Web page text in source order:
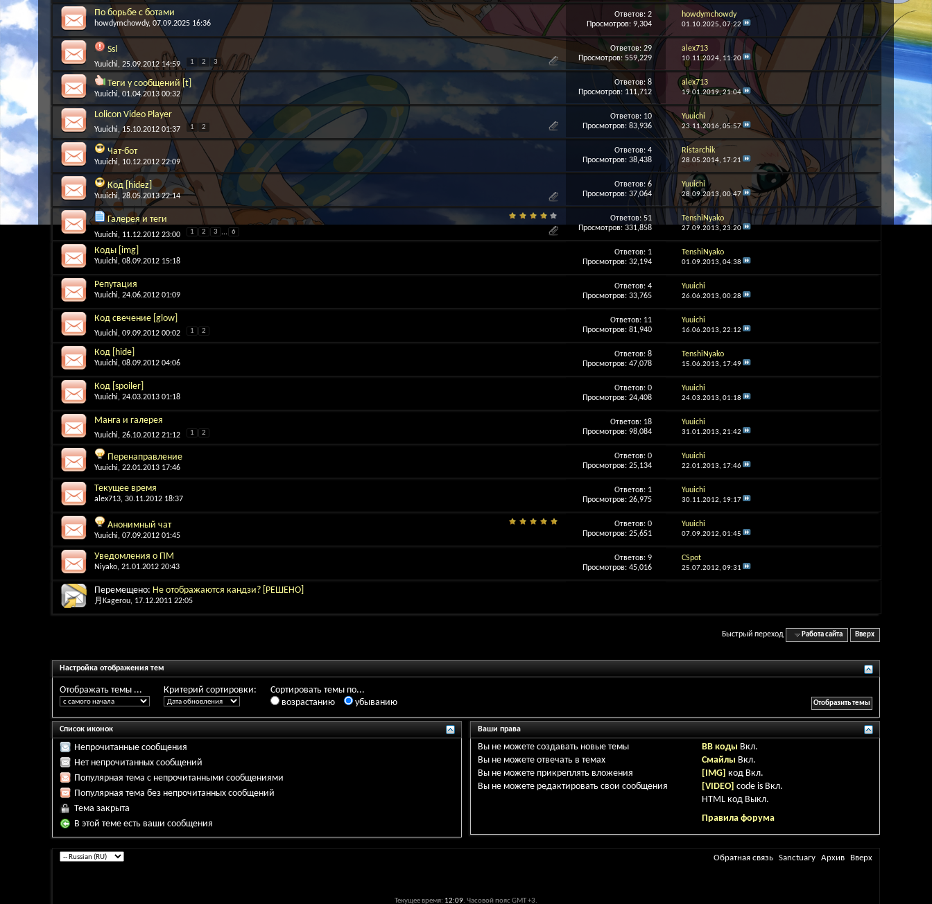
По борьбе с ботами
howdymchowdy, 07.09.2025 16:36
Ответов: 2
Просмотров: 9,304
howdymchowdy
01.10.2025,07:22
Ssl
Yuuichi, 25.09.2012 14:59 1 2 3
Ответов: 29
Просмотров: 559,229
alex713
10.11.2024, 11:20
Теги у сообщений [t]
Yuuichi, 01.04.2013 00:32
Ответов: 8
Просмотров: 111,712
alex713
19.01.2019,21:04
Lolicon Video Player
Yuuichi, 15.10.2012 01:37 1 2
Ответов: 10
Просмотров: 83,936
Yuuichi
23.11.2016,05:57
Чат-бот
Yuuichi, 10.12.2012 22:09
Ответов: 4
Просмотров: 38,438
Ristarchik
28.05.2014, 17:21
Код [hidez]
Yuuichi, 28.05.2013 22:14
Ответов: 6
Просмотров: 37,064
Yuuichi
28.09.2013,00:47
Галерея и теги
Yuuichi, 11.12.2012 23:00 1 2 3 ... 6
Ответов: 51
Просмотров: 331,858
TenshiNyako
27.09.2013,23:20
Коды [img]
Yuuichi, 08.09.2012 15:18
Ответов: 1
Просмотров: 32,194
TenshiNyako
01.09.2013,04:38
Репутация
Yuuichi, 24.06.2012 01:09
Ответов: 4
Просмотров: 33,765
Yuuichi
26.06.2013,00:28
Код свечение [glow]
Yuuichi, 09.09.2012 00:02 1 2
Ответов: 11
Просмотров: 81,940
Yuuichi
16.06.2013,22:12
Код [hide]
Yuuichi, 08.09.2012 04:06
Ответов: 8
Просмотров: 47,078
TenshiNyako
15.06.2013, 17:49
Код [spoiler]
Yuuichi, 24.03.2013 01:18
Ответов: 0
Просмотров: 24,408
Yuuichi
24.03.2013,01:18
Манга и галерея
Yuuichi, 26.10.2012 21:12 1 2
Ответов: 18
Просмотров: 98,084
Yuuichi
31.01.2013,21:42
Перенаправление
Yuuichi, 22.01.2013 17:46
Ответов: 0
Просмотров: 25,134
Yuuichi
22.01.2013, 17:46
Текущее время
alex713, 30.11.2012 18:37
Ответов: 1
Просмотров: 26,975
Yuuichi
30.11.2012, 19:17
Анонимный чат
Yuuichi, 07.09.2012 01:45
Ответов: 0
Просмотров: 25,651
Yuuichi
07.09.2012,01:45
Уведомления о ПМ
Niyako, 21.01.2012 20:43
Ответов: 9
Просмотров: 45,016
CSpot
25.07.2012,09:31
Перемещено: Не отображаются кандзи? [РЕШЕНО]
月Kagerou, 17.12.2011 22:05
Быстрый переход Работа сайта Вверх
Настройка отображения тем
Отображать темы ... Критерий сортировки:
Сортировать темы по...
возрастанию
убыванию
Список иконок
Непрочитанные сообщения
Нет непрочитанных сообщений
Популярная тема с непрочитанными сообщениями
Популярная тема без непрочитанных сообщений
Тема закрыта
В этой теме есть ваши сообщения
Ваши права
Вы не можетесоздавать новые темы
Вы не можетеотвечать в темах
Вы не можетеприкреплять вложения
Вы не можетередактировать свои сообщения
BB коды Вкл.
Смайлы Вкл.
[IMG] код Вкл.
[VIDEO] code is Вкл.
HTML код Выкл.
Правила форума
Обратная связь Sanctuary Архив Вверх
Текущее время: 12:09. Часовой пояс GMT +3.